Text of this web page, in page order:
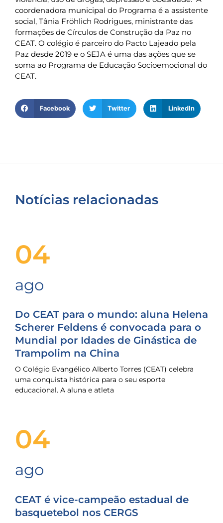
coordenadora municipal do Programa é a assistente
social, Tânia Fröhlich Rodrigues, ministrante das
formações de Círculos de Construção da Paz no
CEAT. O colégio é parceiro do Pacto Lajeado pela
Paz desde 2019 e o SEJA é uma das ações que se
soma ao Programa de Educação Socioemocional do
CEAT.
Facebook Twitter LinkedIn
Notícias relacionadas
04
ago
Do CEAT para o mundo: aluna Helena
Scherer Feldens é convocada para o
Mundial por Idades de Ginástica de
Trampolim na China
O Colégio Evangélico Alberto Torres (CEAT) celebra
uma conquista histórica para o seu esporte
educacional. A aluna e atleta
04
ago
CEAT é vice-campeão estadual de
basquetebol nos CERGS